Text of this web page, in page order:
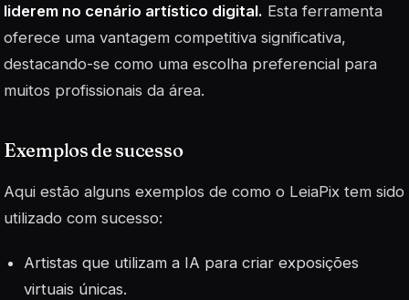
liderem no cenário artístico digital. Esta ferramenta
oferece uma vantagem competitiva significativa,
destacando-se como uma escolha preferencial para
muitos profissionais da área.
Exemplos de sucesso
Aqui estão alguns exemplos de como o LeiaPix tem sido
utilizado com sucesso:
Artistas que utilizam a IA para criar exposições
virtuais únicas.